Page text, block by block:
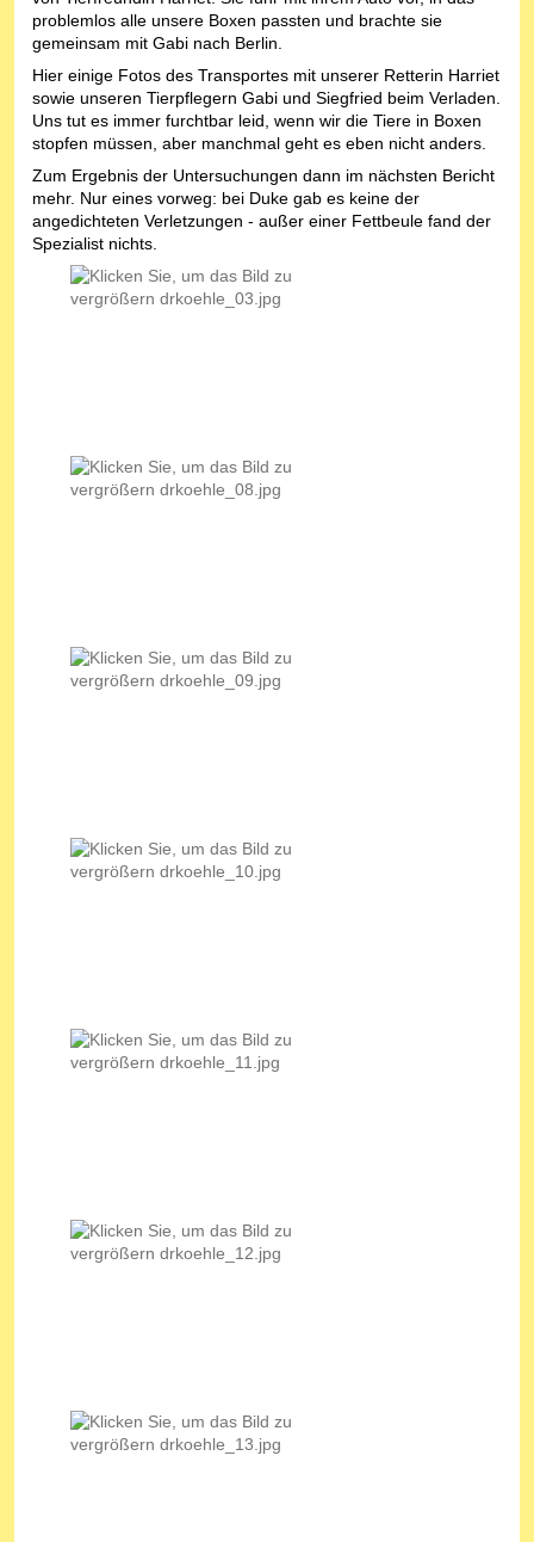
problemlos alle unsere Boxen passten und brachte sie
gemeinsam mit Gabi nach Berlin.
Hier einige Fotos des Transportes mit unserer Retterin Harriet
sowie unseren Tierpflegern Gabi und Siegfried beim Verladen.
Uns tut es immer furchtbar leid, wenn wir die Tiere in Boxen
stopfen müssen, aber manchmal geht es eben nicht anders.
Zum Ergebnis der Untersuchungen dann im nächsten Bericht
mehr. Nur eines vorweg: bei Duke gab es keine der
angedichteten Verletzungen - außer einer Fettbeule fand der
Spezialist nichts.